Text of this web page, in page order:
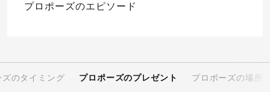
プロポーズのエピソード
のタイミング プロポーズのプレゼント プロポーズの場所